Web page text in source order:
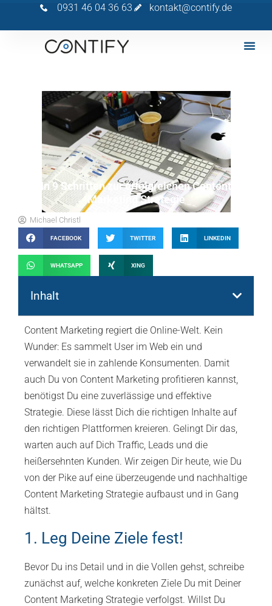
0931 46 04 36 63 kontakt@contify.de
In 9 Schritten zur erfolgreichen Content
Marketing Strategie
Michael Christl
FACEBOOK TWITTER LINKEDIN
WHATSAPP XING
Inhalt
Content Marketing regiert die Online-Welt. Kein
Wunder: Es sammelt User im Web ein und
verwandelt sie in zahlende Konsumenten. Damit
auch Du von Content Marketing profitieren kannst,
benötigst Du eine zuverlässige und effektive
Strategie. Diese lässt Dich die richtigen Inhalte auf
den richtigen Plattformen kreieren. Gelingt Dir das,
warten auch auf Dich Traffic, Leads und die
heißersehnten Kunden. Wir zeigen Dir heute, wie Du
von der Pike auf eine überzeugende und nachhaltige
Content Marketing Strategie aufbaust und in Gang
hältst.
1. Leg Deine Ziele fest!
Bevor Du ins Detail und in die Vollen gehst, schreibe
zunächst auf, welche konkreten Ziele Du mit Deiner
Content Marketing Strategie verfolgst. Willst Du